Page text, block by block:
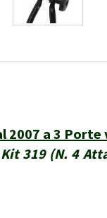
2007 a 3
319 (N. 4